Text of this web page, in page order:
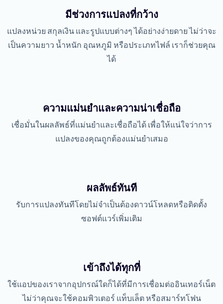
มีช่วงการแปลงที่กว้าง
แปลงหน่วย สกุลเงิน และรูปแบบต่างๆ ได้อย่างง่ายดาย ไม่ว่าจะ
เป็นความยาว น้ำหนัก อุณหภูมิ หรือประเภทไฟล์ เราก็ช่วยคุณ
ได้
ความแม่นยำและความน่าเชื่อถือ
เชื่อมั่นในผลลัพธ์ที่แม่นยำและเชื่อถือได้ เพื่อให้แน่ใจว่าการ
แปลงของคุณถูกต้องแม่นยำเสมอ
ผลลัพธ์ทันที
รับการแปลงทันทีโดยไม่จำเป็นต้องดาวน์โหลดหรือติดตั้ง
ซอฟต์แวร์เพิ่มเติม
เข้าถึงได้ทุกที่
ใช้แอปของเราจากอุปกรณ์ใดก็ได้ที่มีการเชื่อมต่ออินเทอร์เน็ต
ไม่ว่าคุณจะใช้คอมพิวเตอร์ แท็บเล็ต หรือสมาร์ทโฟน